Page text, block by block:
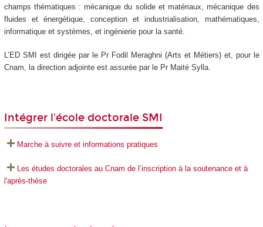
champs thématiques : mécanique du solide et matériaux, mécanique des
fluides et énergétique, conception et industrialisation, mathématiques,
informatique et systèmes, et ingénierie pour la santé.
L’ED SMI est dirigée par le Pr Fodil Meraghni (Arts et Métiers) et, pour le
Cnam, la direction adjointe est assurée par le Pr Maité Sylla.
Intégrer l'école doctorale SMI
Marche à suivre et informations pratiques
Les études doctorales au Cnam de l’inscription à la soutenance et à
l'après-thèse